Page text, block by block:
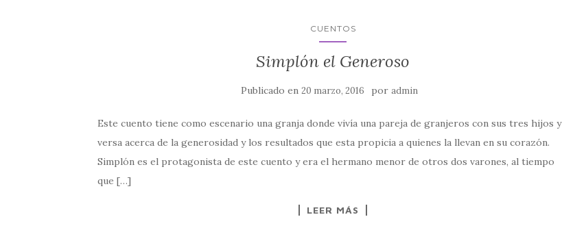
CUENTOS
Simplón el Generoso
Publicado en 20 marzo, 2016 poradmin
Este cuento tiene como escenario una granja donde vivía una pareja de granjeros con sus tres hijos y
versa acerca de la generosidad y los resultados que esta propicia a quienes la llevan en su corazón.
Simplón es el protagonista de este cuento y era el hermano menor de otros dos varones, al tiempo
que […]
LEER MÁS